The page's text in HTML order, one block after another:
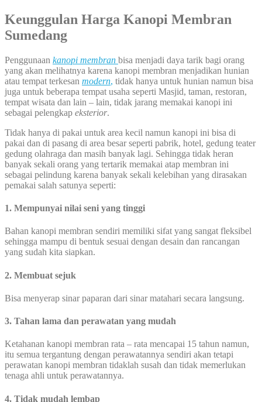
Keunggulan Harga Kanopi Membran
Sumedang
Penggunaan kanopi membran bisa menjadi daya tarik bagi orang
yang akan melihatnya karena kanopi membran menjadikan hunian
atau tempat terkesan modern, tidak hanya untuk hunian namun bisa
juga untuk beberapa tempat usaha seperti Masjid, taman, restoran,
tempat wisata dan lain – lain, tidak jarang memakai kanopi ini
sebagai pelengkap eksterior.
Tidak hanya di pakai untuk area kecil namun kanopi ini bisa di
pakai dan di pasang di area besar seperti pabrik, hotel, gedung teater
gedung olahraga dan masih banyak lagi. Sehingga tidak heran
banyak sekali orang yang tertarik memakai atap membran ini
sebagai pelindung karena banyak sekali kelebihan yang dirasakan
pemakai salah satunya seperti:
1. Mempunyai nilai seni yang tinggi
Bahan kanopi membran sendiri memiliki sifat yang sangat fleksibel
sehingga mampu di bentuk sesuai dengan desain dan rancangan
yang sudah kita siapkan.
2. Membuat sejuk
Bisa menyerap sinar paparan dari sinar matahari secara langsung.
3. Tahan lama dan perawatan yang mudah
Ketahanan kanopi membran rata – rata mencapai 15 tahun namun,
itu semua tergantung dengan perawatannya sendiri akan tetapi
perawatan kanopi membran tidaklah susah dan tidak memerlukan
tenaga ahli untuk perawatannya.
4. Tidak mudah lembap